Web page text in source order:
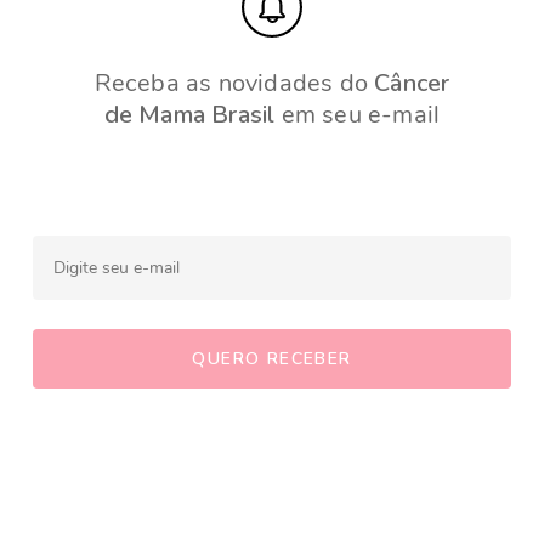
Receba as novidades do Câncer
de Mama Brasil em seu e-mail